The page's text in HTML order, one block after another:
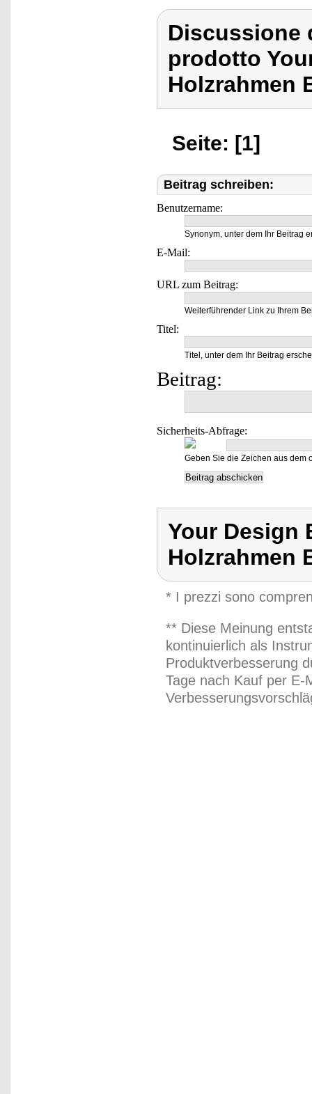
Discussione
prodotto
Holzrahmen
Seite: [1]
Beitrag schreiben:
Benutzername:
Synonym, unter dem Ihr Beitrag
E-Mail:
URL zum Beitrag:
Weiterführender Link zu Ihrem
Titel:
Titel, unter dem Ihr Beitrag
Beitrag:
Sicherheits-Abfrage:
Geben Sie die Zeichen aus dem
Your Design
Holzrahmen
* I prezzi sono
** Diese Meinung
kontinuierlich als
Produktverbesserung
Tage nach Kauf per E-